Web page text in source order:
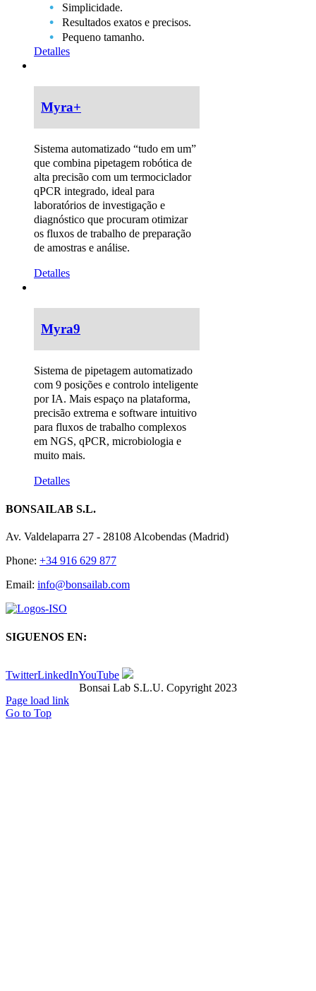
Simplicidade.
Resultados exatos e precisos.
Pequeno tamanho.
Detalles
Myra+
Sistema automatizado “tudo em um”
que combina pipetagem robótica de
alta precisão com um termociclador
qPCR integrado, ideal para
laboratórios de investigação e
diagnóstico que procuram otimizar
os fluxos de trabalho de preparação
de amostras e análise.
Detalles
Myra9
Sistema de pipetagem automatizado
com 9 posições e controlo inteligente
por IA. Mais espaço na plataforma,
precisão extrema e software intuitivo
para fluxos de trabalho complexos
em NGS, qPCR, microbiologia e
muito mais.
Detalles
BONSAILAB S.L.
Av. Valdelaparra 27 - 28108 Alcobendas (Madrid)
Phone: +34 916 629 877
Email: info@bonsailab.com
SIGUENOS EN:
TwitterLinkedInYouTube
Bonsai Lab S.L.U. Copyright 2023
Page load link
Go to Top